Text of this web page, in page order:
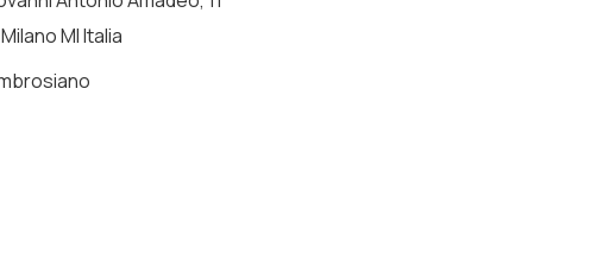
MI Italia